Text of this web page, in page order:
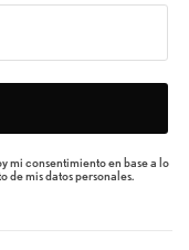
mi consentimiento en base a lo
mis datos personales.